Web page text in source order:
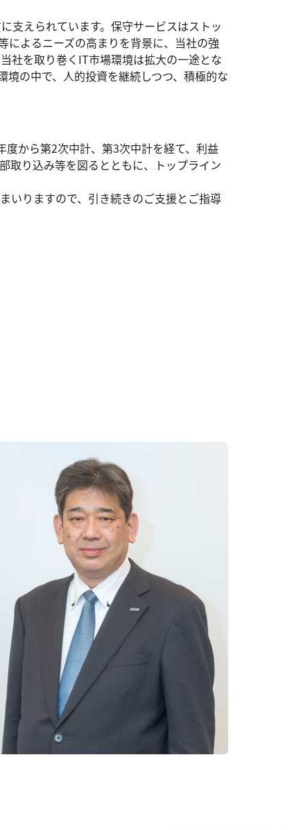
支えられています。保守サービスはストッ
によるニーズの高まりを背景に、当社の強
社を取り巻くIT市場環境は拡大の一途とな
の中で、人的投資を継続しつつ、積極的な
から第2次中計、第3次中計を経て、利益
取り込み等を図るとともに、トップライン
いりますので、引き続きのご支援とご指導